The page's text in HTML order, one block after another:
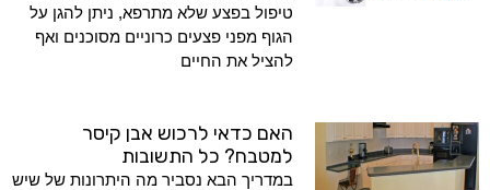
טיפול בפצע שלא מתרפא, ניתן להגן על
הגוף מפני פצעים כרוניים מסוכנים ואף
להציל את החיים
האם כדאי לרכוש אבן קיסר
למטבח? כל התשובות
במדריך הבא נסביר מה היתרונות של שיש